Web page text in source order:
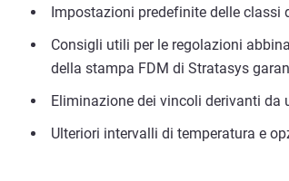
Impostazioni predefinite delle classi
Consigli utili per le regolazioni
della stampa FDM di Stratasys
Eliminazione dei vincoli derivanti
Ulteriori intervalli di temperatura e